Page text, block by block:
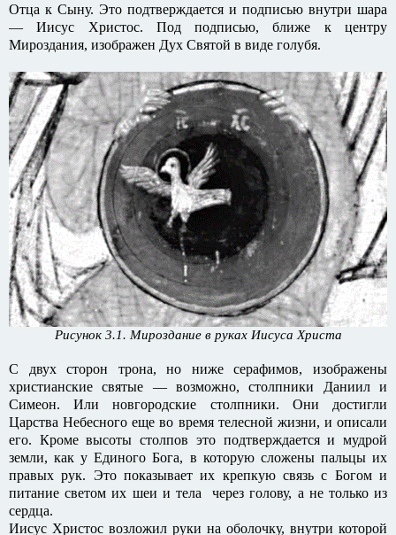
Отца к Сыну. Это подтверждается и подписью внутри шара
— Иисус Христос. Под подписью, ближе к центру
Мироздания, изображен Дух Святой в виде голубя.
Рисунок 3.1. Мироздание в руках Иисуса Христа
С двух сторон трона, но ниже серафимов, изображены
христианские святые — возможно, столпники Даниил и
Симеон. Или новгородские столпники. Они достигли
Царства Небесного еще во время телесной жизни, и описали
его. Кроме высоты столпов это подтверждается и мудрой
земли, как у Единого Бога, в которую сложены пальцы их
правых рук. Это показывает их крепкую связь с Богом и
питание светом их шеи и тела через голову, а не только из
сердца.
Иисус Христос возложил руки на оболочку, внутри которой